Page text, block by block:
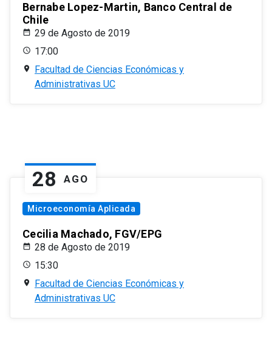
Bernabe Lopez-Martin, Banco Central de
Chile
29 de Agosto de 2019
17:00
Facultad de Ciencias Económicas y
Administrativas UC
28 AGO
Microeconomía Aplicada
Cecilia Machado, FGV/EPG
28 de Agosto de 2019
15:30
Facultad de Ciencias Económicas y
Administrativas UC